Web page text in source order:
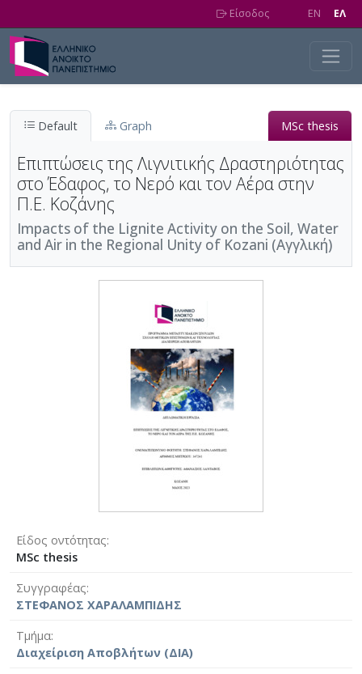
Είσοδος EN EΛ
Default Graph MSc thesis
Επιπτώσεις της Λιγνιτικής Δραστηριότητας
στο Έδαφος, το Νερό και τον Αέρα στην
Π.Ε. Κοζάνης
Impacts of the Lignite Activity on the Soil, Water
and Air in the Regional Unity of Kozani (Αγγλική)
Είδος οντότητας
MSc thesis
Συγγραφέας
ΣΤΕΦΑΝΟΣ ΧΑΡΑΛΑΜΠΙΔΗΣ
Τμήμα
Διαχείριση Αποβλήτων (ΔΙΑ)